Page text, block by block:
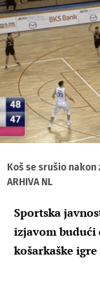
Koš se srušio
ARHIVA NL
Sportska
izjavom budući
košarkaške igre